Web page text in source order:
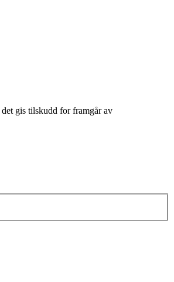
gis tilskudd for framgår av